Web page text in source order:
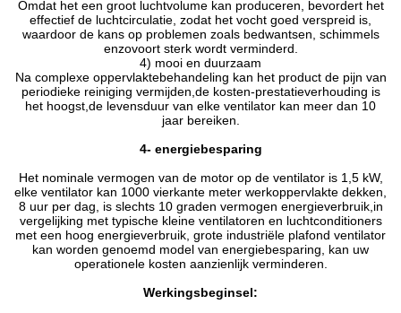
Omdat het een groot luchtvolume kan produceren, bevordert het
effectief de luchtcirculatie, zodat het vocht goed verspreid is,
waardoor de kans op problemen zoals bedwantsen, schimmels
enzovoort sterk wordt verminderd.
4) mooi en duurzaam
Na complexe oppervlaktebehandeling kan het product de pijn van
periodieke reiniging vermijden,de kosten-prestatieverhouding is
het hoogst,de levensduur van elke ventilator kan meer dan 10
jaar bereiken.
4- energiebesparing
Het nominale vermogen van de motor op de ventilator is 1,5 kW,
elke ventilator kan 1000 vierkante meter werkoppervlakte dekken,
8 uur per dag, is slechts 10 graden vermogen energieverbruik,in
vergelijking met typische kleine ventilatoren en luchtconditioners
met een hoog energieverbruik, grote industriële plafond ventilator
kan worden genoemd model van energiebesparing, kan uw
operationele kosten aanzienlijk verminderen.
Werkingsbeginsel: